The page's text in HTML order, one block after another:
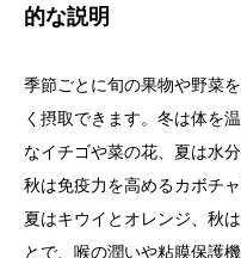
的な説明
季節ごとに旬の果物や野菜
く摂取できます。冬は体を
なイチゴや菜の花、夏は水
秋は免疫力を高めるカボチ
夏はキウイとオレンジ、秋
とで、喉の潤いや粘膜保護